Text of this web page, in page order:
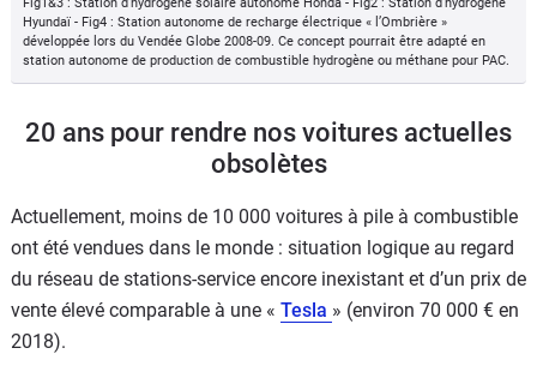
Fig1&3 : Station d’hydrogène solaire autonome Honda - Fig2 : Station d’hydrogène
Hyundaï - Fig4 : Station autonome de recharge électrique « l’Ombrière »
développée lors du Vendée Globe 2008-09. Ce concept pourrait être adapté en
station autonome de production de combustible hydrogène ou méthane pour PAC.
20 ans pour rendre nos voitures actuelles
obsolètes
Actuellement, moins de 10 000 voitures à pile à combustible
ont été vendues dans le monde : situation logique au regard
du réseau de stations-service encore inexistant et d’un prix de
vente élevé comparable à une « Tesla » (environ 70 000 € en
2018).